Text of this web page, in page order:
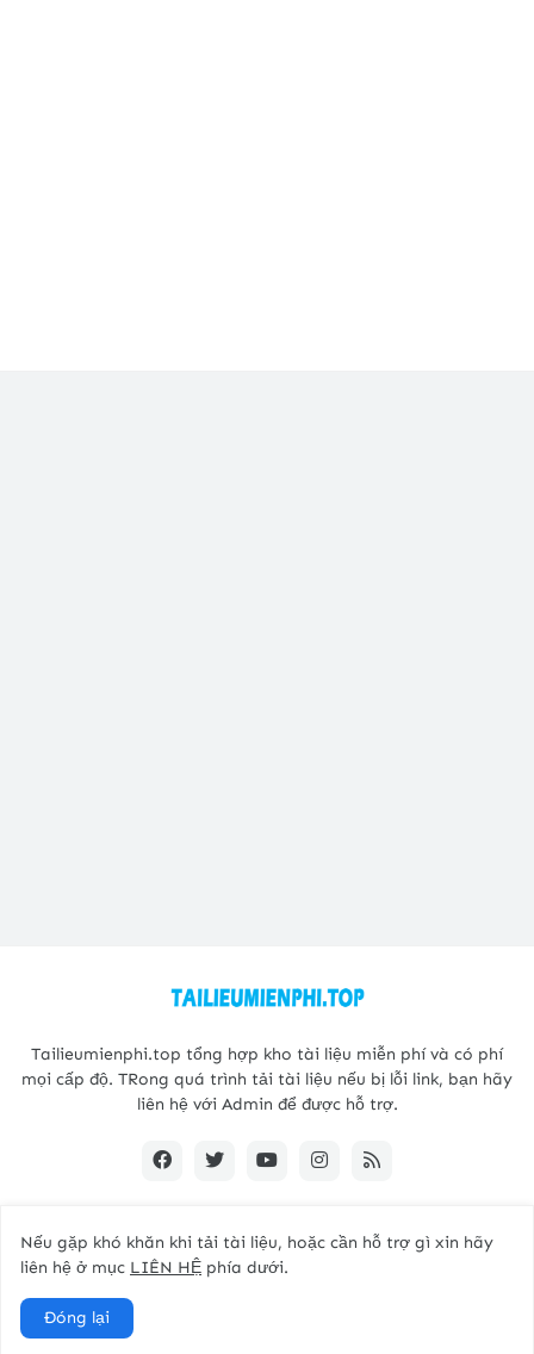
Tailieumienphi.top tổng hợp kho tài liệu miễn phí và có phí
mọi cấp độ. TRong quá trình tải tài liệu nếu bị lỗi link, bạn hãy
liên hệ với Admin để được hỗ trợ.
Copyright@2021 -
Tailieumienphi.top
Nếu gặp khó khăn khi tải tài liệu, hoặc cần hỗ trợ gì xin hãy
liên hệ ở mục LIÊN HỆ phía dưới.
Đóng lại